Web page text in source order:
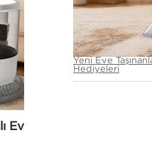
Ev
Yeni Eve
Hediyeleri